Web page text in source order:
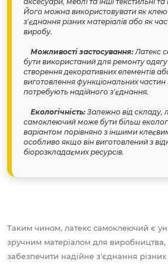
Його можна використовувати як
з'єднання різних матеріалів або як
виробу.
Можливості застосування:Латекс
бути використаний для ремонту одягу
створення декоративних елементів
виготовлення функціональних частин
потребують надійного з'єднання.
Екологічність: Залежно від складу,
самоклеючий може бути більш
варіантом порівняно з іншими
особливо якщо він виготовлений з
біорозкладаємих ресурсів.
Таким чином, латекс самоклеючий є
зручним матеріалом для виробництва,
забезпечити надійне з'єднання різних